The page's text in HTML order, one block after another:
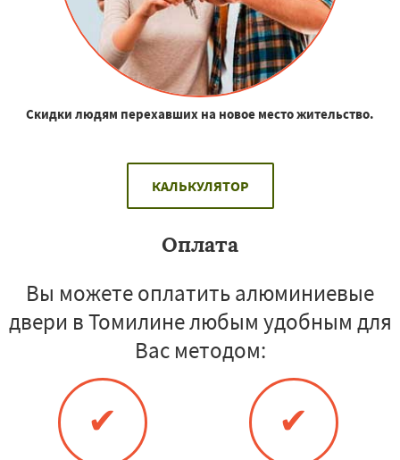
Скидки людям перехавших на новое место жительство.
КАЛЬКУЛЯТОР
Оплата
Вы можете оплатить алюминиевые
двери в Томилине любым удобным для
Вас методом:
✔ ✔